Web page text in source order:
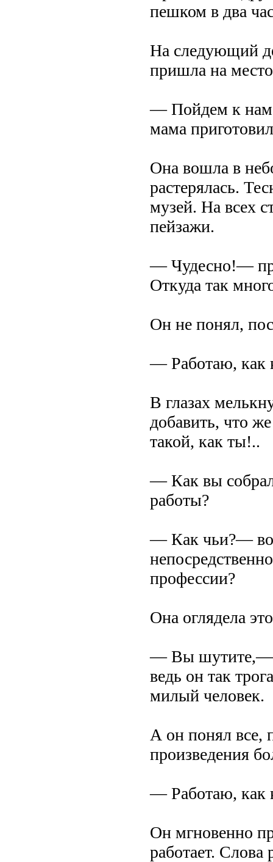
пешком в два
На следующий
пришла на
— Пойдем к
мама
Она вошла в
растерялась.
музей. На всех
пейзажи.
— Чудесно!—
Откуда так
Он не понял,
— Работаю, как
В глазах
добавить, что
такой, как ты!..
— Как вы
работы?
— Как чьи?—
профессии?
Она оглядела
— Вы шутите,—
ведь он так
милый человек.
А он понял все,
произведения
— Работаю, как
Он мгновенно
работает. Слова